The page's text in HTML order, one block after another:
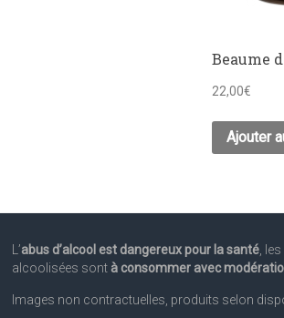
Beaume
22,00€
Ajouter
L’abus d’alcool est dangereux pour la santé ,
alcoolisées sont à consommer avec
Images non contractuelles, produits selon